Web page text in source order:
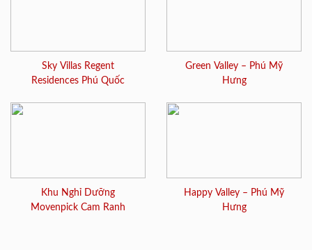
Sky Villas Regent
Residences Phú Quốc
Green Valley – Phú Mỹ
Hưng
Khu Nghỉ Dưỡng
Movenpick Cam Ranh
Happy Valley – Phú Mỹ
Hưng